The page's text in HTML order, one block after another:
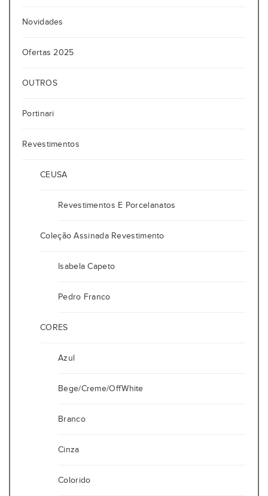
Novidades
Ofertas 2025
OUTROS
Portinari
Revestimentos
CEUSA
Revestimentos E Porcelanatos
Coleção Assinada Revestimento
Isabela Capeto
Pedro Franco
CORES
Azul
Bege/Creme/OffWhite
Branco
Cinza
Colorido